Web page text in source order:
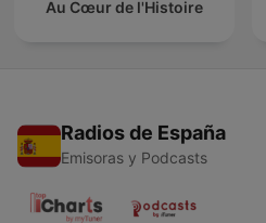
Au Cœur de l'Histoire
Radios de España
Emisoras y Podcasts